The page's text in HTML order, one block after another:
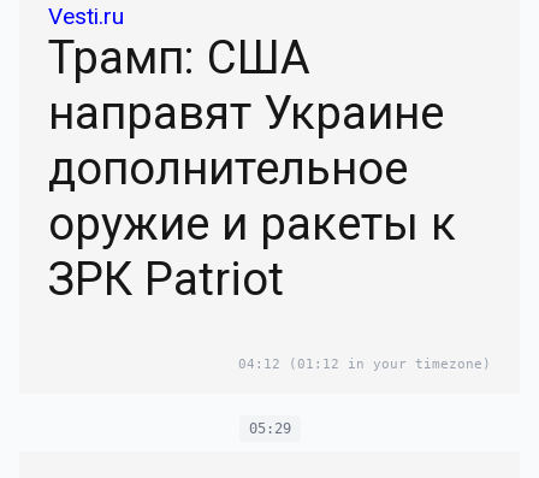
Vesti.ru
Трамп: США
направят Украине
дополнительное
оружие и ракеты к
ЗРК Patriot
04:12 (01:12 in your timezone)
05:29